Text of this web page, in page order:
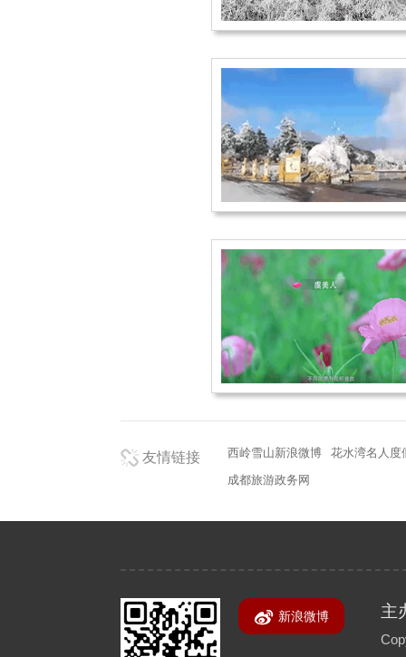
友情链接 西岭雪山新浪微博
花水湾名人度
成都旅游政务网
新浪微博 主